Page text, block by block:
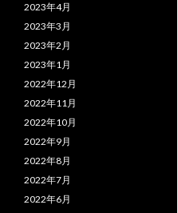
2023年4月
2023年3月
2023年2月
2023年1月
2022年12月
2022年11月
2022年10月
2022年9月
2022年8月
2022年7月
2022年6月